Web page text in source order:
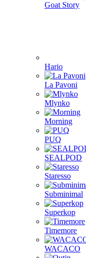
Goat Story
Hario
La Pavoni
Mlynko
Morning
PUQ
SEALPOD
Staresso
Subminimal
Superkop
Timemore
WACACO